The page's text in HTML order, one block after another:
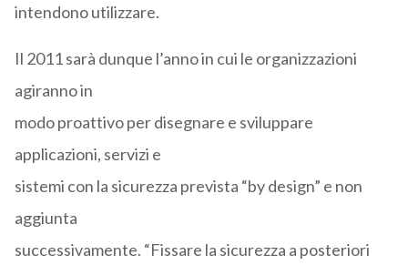
intendono utilizzare.
Il 2011 sarà dunque l’anno in cui le organizzazioni
agiranno in
modo proattivo per disegnare e sviluppare
applicazioni, servizi e
sistemi con la sicurezza prevista “by design” e non
aggiunta
successivamente. “Fissare la sicurezza a posteriori